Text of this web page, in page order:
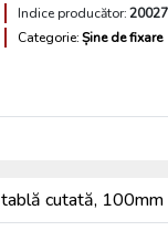
Indice producător:
Categorie: Șine de fixare
cutată, 100mm